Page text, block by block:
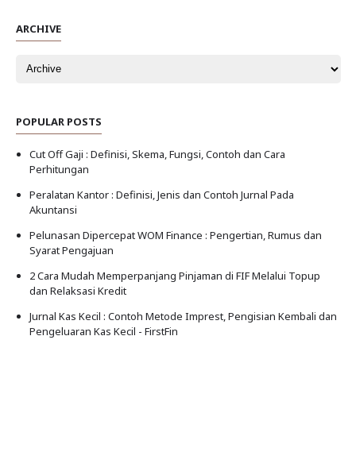
ARCHIVE
POPULAR POSTS
Cut Off Gaji : Definisi, Skema, Fungsi, Contoh dan Cara
Perhitungan
Peralatan Kantor : Definisi, Jenis dan Contoh Jurnal Pada
Akuntansi
Pelunasan Dipercepat WOM Finance : Pengertian, Rumus dan
Syarat Pengajuan
2 Cara Mudah Memperpanjang Pinjaman di FIF Melalui Topup
dan Relaksasi Kredit
Jurnal Kas Kecil : Contoh Metode Imprest, Pengisian Kembali dan
Pengeluaran Kas Kecil - FirstFin